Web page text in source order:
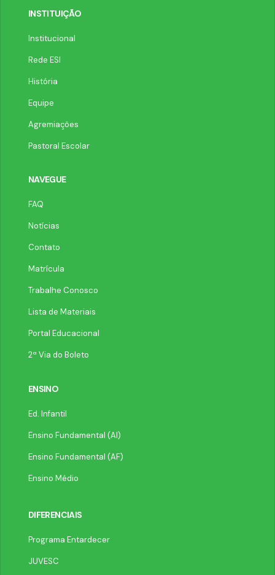
INSTITUIÇÃO
Institucional
Rede ESI
História
Equipe
Agremiações
Pastoral Escolar
NAVEGUE
FAQ
Notícias
Contato
Matrícula
Trabalhe Conosco
Lista de Materiais
Portal Educacional
2ª Via do Boleto
ENSINO
Ed. Infantil
Ensino Fundamental (AI)
Ensino Fundamental (AF)
Ensino Médio
DIFERENCIAIS
Programa Entardecer
JUVESC